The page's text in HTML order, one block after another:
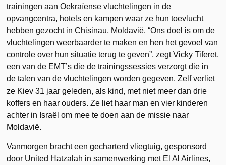
trainingen aan Oekraïense vluchtelingen in de
opvangcentra, hotels en kampen waar ze hun toevlucht
hebben gezocht in Chisinau, Moldavië. “Ons doel is om de
vluchtelingen weerbaarder te maken en hen het gevoel van
controle over hun situatie terug te geven”, zegt Vicky Tiferet,
een van de EMT’s die de trainingssessies verzorgt die in
de talen van de vluchtelingen worden gegeven. Zelf verliet
ze Kiev 31 jaar geleden, als kind, met niet meer dan drie
koffers en haar ouders. Ze liet haar man en vier kinderen
achter in Israël om mee te doen aan de missie naar
Moldavië.
Vanmorgen bracht een gecharterd vliegtuig, gesponsord
door United Hatzalah in samenwerking met El Al Airlines,